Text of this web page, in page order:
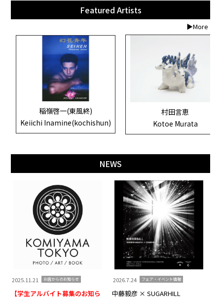
Featured Artists
▶More
稲嶺啓一(東風終)
Keiichi Inamine(kochishun)
村田言恵
Kotoe Murata
NEWS
2025.11.21 お店からのお知らせ
【学生アルバイト募集のお知ら
2026.7.24 フェア・イベント情報
中藤毅彦 × SUGARHILL